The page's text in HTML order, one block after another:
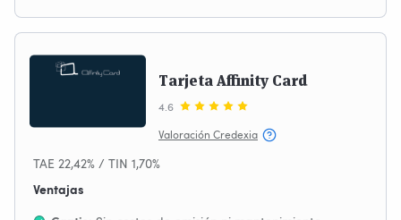
Tarjeta Affinity Card
4.6
Valoración Credexia
TAE 22,42% / TIN 1,70%
Ventajas